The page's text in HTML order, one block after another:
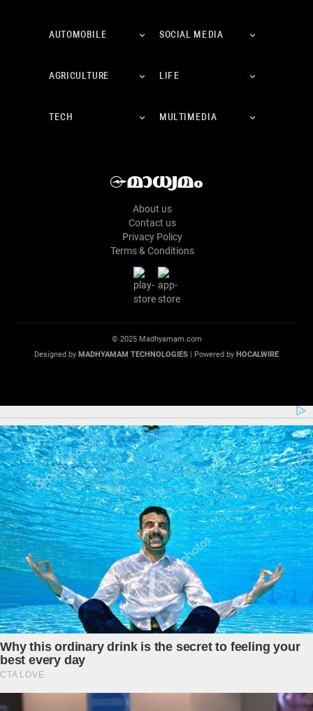
AUTOMOBILE SOCIAL MEDIA
AGRICULTURE LIFE
TECH MULTIMEDIA
About us
Contact us
Privacy Policy
Terms & Conditions
© 2025 Madhyamam.com
Designed by MADHYAMAM TECHNOLOGIES | Powered by HOCALWIRE